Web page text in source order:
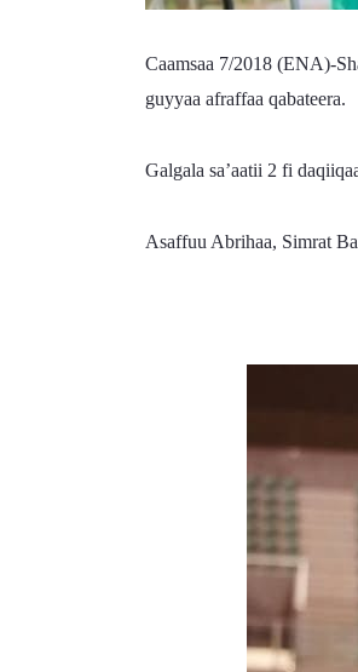
Caamsaa 7/2018 (ENA)-
guyyaa afraffaa qabateera.
Galgala sa’aatii 2 fi
Asaffuu Abrihaa, Simrat